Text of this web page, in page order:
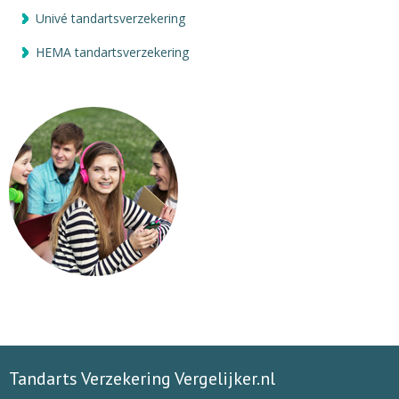
Univé tandartsverzekering
HEMA tandartsverzekering
Tandarts Verzekering Vergelijker.nl